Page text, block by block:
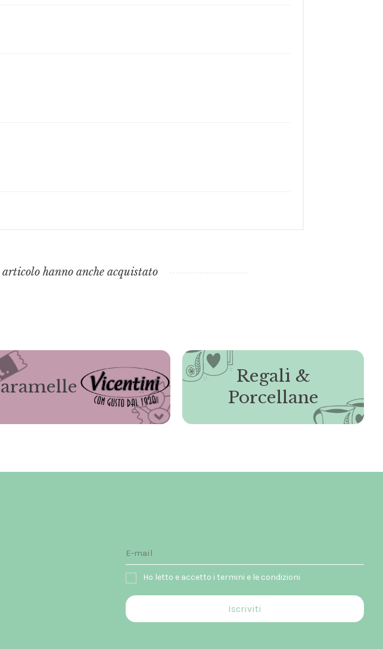
hanno anche acquistato
Regali &
Porcellane
Ho letto e accetto i termini e le condizioni